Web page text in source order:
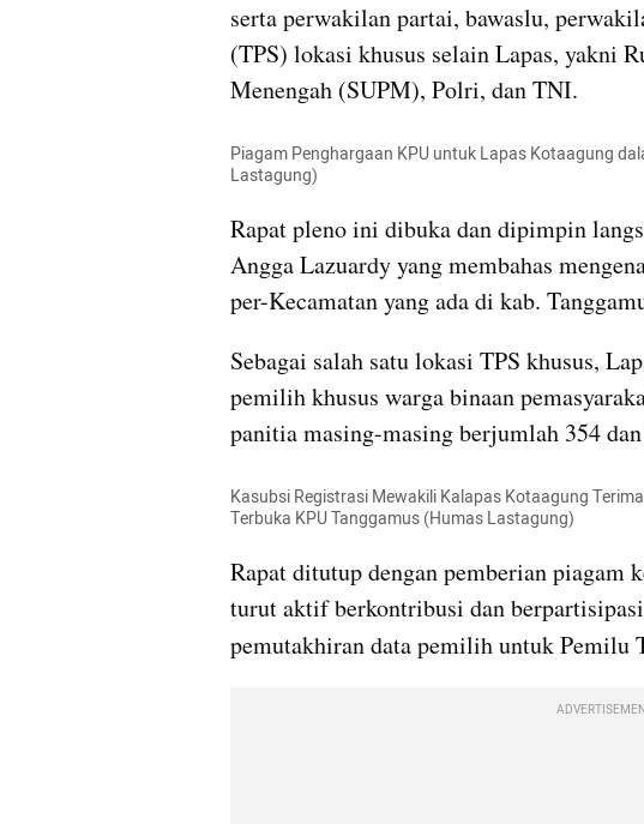
serta perwakilan partai, bawaslu,
(TPS) lokasi khusus selain Lapas, yakni
Menengah (SUPM), Polri, dan TNI.
Piagam Penghargaan KPU untuk Lapas Kotaagung
Lastagung)
Rapat pleno ini dibuka dan dipimpin
Angga Lazuardy yang membahas
per-Kecamatan yang ada di kab.
Sebagai salah satu lokasi TPS khusus,
pemilih khusus warga binaan
panitia masing-masing berjumlah 354
Kasubsi Registrasi Mewakili Kalapas Kotaagung
Terbuka KPU Tanggamus (Humas Lastagung)
Rapat ditutup dengan pemberian piagam
turut aktif berkontribusi dan
pemutakhiran data pemilih untuk Pemilu